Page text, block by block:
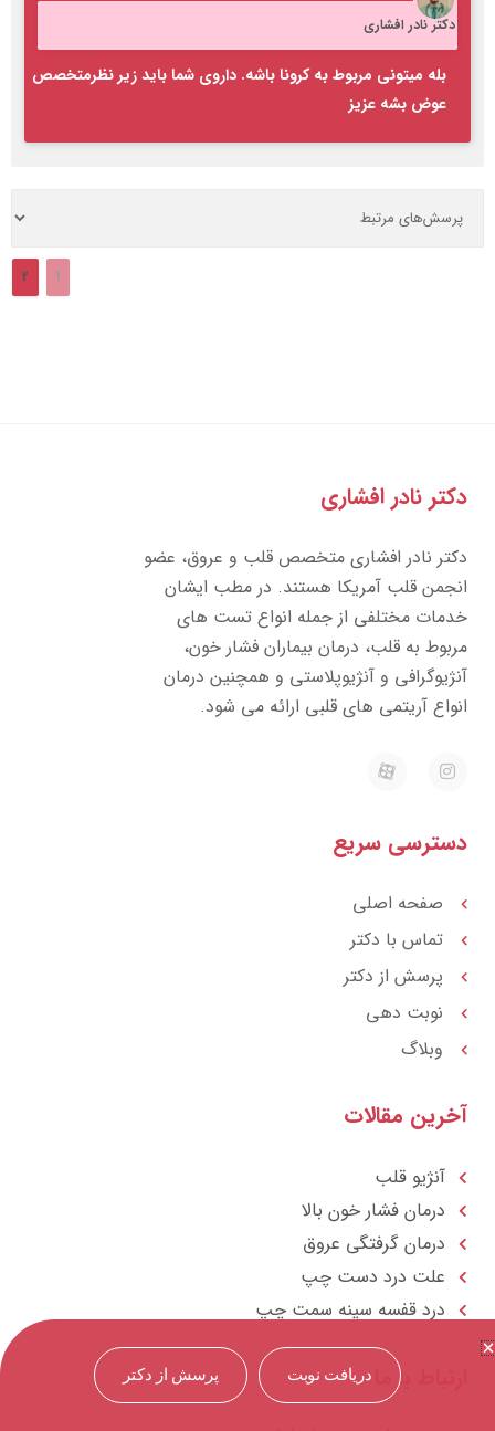
دکتر نادر افشاری
بله میتونی مربوط به کرونا باشه. داروی شما باید زیر نظرمتخصص
عوض بشه عزیز
1
2
دکتر نادر افشاری
دکتر نادر افشاری متخصص قلب و عروق، عضو
انجمن قلب آمریکا هستند. در مطب ایشان
خدمات مختلفی از جمله انواع تست های
مربوط به قلب، درمان بیماران فشار خون،
آنژیوگرافی و آنژیوپلاستی و همچنین درمان
انواع آریتمی های قلبی ارائه می شود.
I
n
g
m
E
a
a
دسترسی سریع
صفحه اصلی
تماس با دکتر
پرسش از دکتر
نوبت دهی
وبلاگ
آخرین مقالات
آنژیو قلب
درمان فشار خون بالا
درمان گرفتگی عروق
علت درد دست چپ
درد قفسه سينه سمت چپ
ارتباط با ما دریافت نوبت پرسش از دکتر